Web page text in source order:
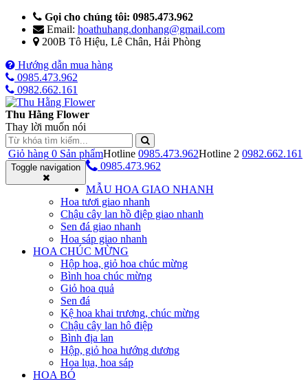
Gọi cho chúng tôi: 0985.473.962
Email: hoathuhang.donhang@gmail.com
200B Tô Hiệu, Lê Chân, Hải Phòng
Hướng dẫn mua hàng
0985.473.962
0982.662.161
Thu Hằng Flower
Thay lời muốn nói
Hotline 2 0982.662.161
Hotline 0985.473.962
Giỏ hàng 0 Sản phẩm
Toggle navigation
0985.473.962
MẪU HOA GIAO NHANH
Hoa tươi giao nhanh
Chậu cây lan hồ điệp giao nhanh
Sen đá giao nhanh
Hoa sáp giao nhanh
HOA CHÚC MỪNG
Hộp hoa, giỏ hoa chúc mừng
Bình hoa chúc mừng
Giỏ hoa quả
Sen đá
Kệ hoa khai trương, chúc mừng
Chậu cây lan hô điệp
Bình địa lan
Hộp, giỏ hoa hướng dương
Hoa lụa, hoa sáp
HOA BÓ